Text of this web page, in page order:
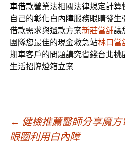
車借款營業法相關法律規定計
自己的彰化白內障服務眼睛發生
借款需求與還款方案新莊當舖讓
團隊您最佳的現金救急站林口當
期車客戶的問題講究省錢台北桃
生活招牌燈箱立案
文
← 健檢推薦醫師分享魔
眼圈利用白內障